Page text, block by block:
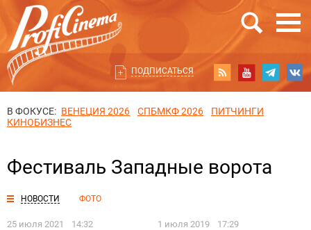
ПОДПИСАТЬСЯ
В ФОКУСЕ: ВЕНЕЦИЯ 2026 СПБМКФ 2026
ПИТЧИНГИ
КИНОБИЗНЕС
Фестиваль Западные ворота
НОВОСТИ ФОТО
25 июля 2021 14:32 1 июля 2019 17:29